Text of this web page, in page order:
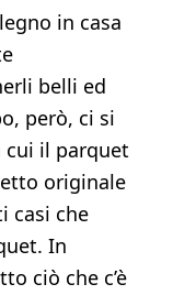
in casa
belli ed
però, ci si
il parquet
originale
casi che
In
ciò che c’è